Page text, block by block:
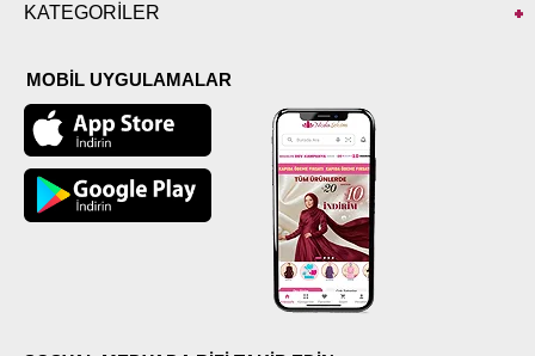
KATEGORİLER
MOBİL UYGULAMALAR